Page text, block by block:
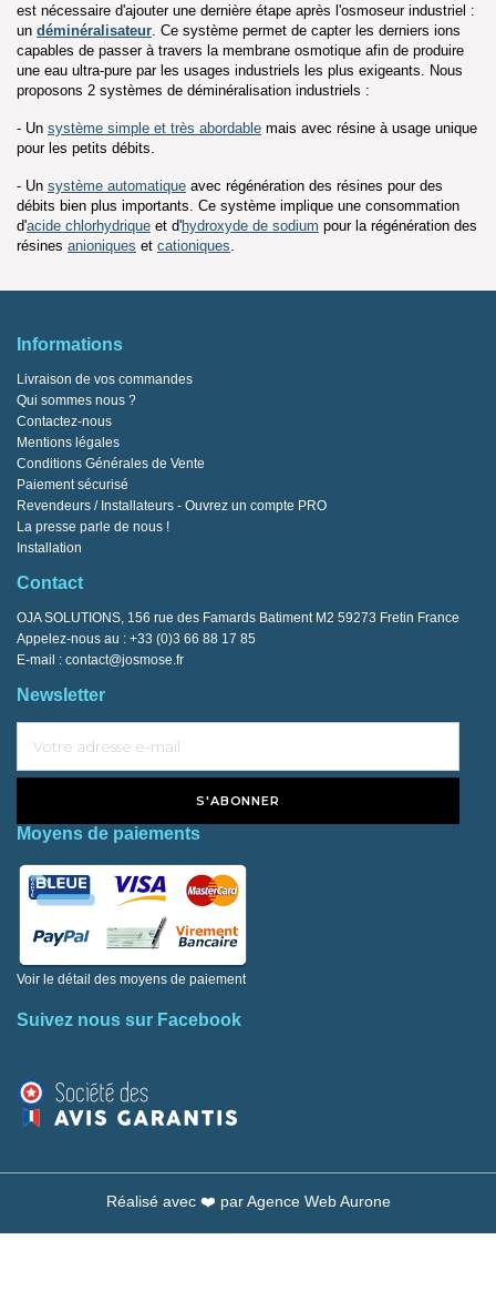
est nécessaire d'ajouter une dernière étape après l'osmoseur industriel :
un déminéralisateur. Ce système permet de capter les derniers ions
capables de passer à travers la membrane osmotique afin de produire
une eau ultra-pure par les usages industriels les plus exigeants. Nous
proposons 2 systèmes de déminéralisation industriels :
- Un système simple et très abordable mais avec résine à usage unique
pour les petits débits.
- Un système automatique avec régénération des résines pour des
débits bien plus importants. Ce système implique une consommation
d'acide chlorhydrique et d'hydroxyde de sodium pour la régénération des
résines anioniques et cationiques.
Informations
Livraison de vos commandes
Qui sommes nous ?
Contactez-nous
Mentions légales
Conditions Générales de Vente
Paiement sécurisé
Revendeurs / Installateurs - Ouvrez un compte PRO
La presse parle de nous !
Installation
Contact
OJA SOLUTIONS, 156 rue des Famards Batiment M2 59273 Fretin France
Appelez-nous au : +33 (0)3 66 88 17 85
E-mail : contact@josmose.fr
Newsletter
S'ABONNER
Moyens de paiements
Voir le détail des moyens de paiement
Suivez nous sur Facebook
Réalisé avec ❤️ parAgence Web Aurone